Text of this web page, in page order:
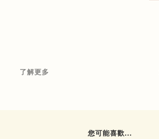
了解更多
您可能喜歡...